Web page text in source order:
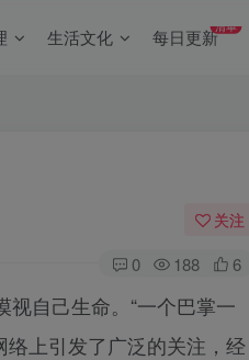
生活文化 每日更新清单
关注
0 188 6
自己生命。“一个巴掌一
络上引发了广泛的关注，经